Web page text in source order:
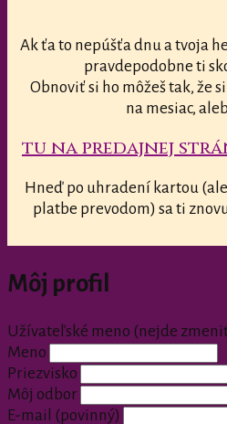
Ak ťa to nepúšťa dnu a tvoja
pravdepodobne ti
Obnoviť si ho môžeš tak, že
na mesiac,
tu na predajnej
Hneď po uhradení kartou
platbe prevodom) sa ti
Môj profil
Užívateľské meno (nejde
Meno
Priezvisko
Môj odbor
E-mail
(povinný)